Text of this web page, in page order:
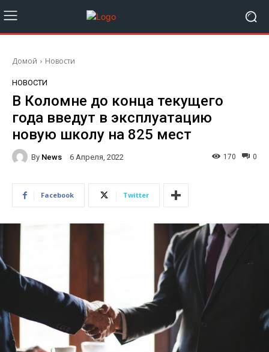
Домой Новости
НОВОСТИ
В Коломне до конца текущего
года введут в эксплуатацию
новую школу на 825 мест
By News 6 Апреля, 2022 0
170
Facebook Twitter